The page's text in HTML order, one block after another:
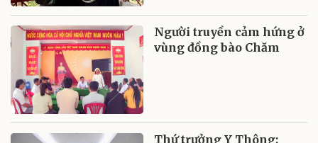
Người truyền cảm hứng ở
vùng đồng bào Chăm
Thứ trưởng Y Thông: